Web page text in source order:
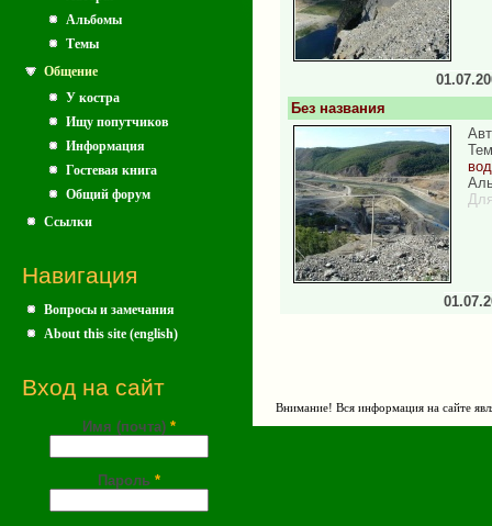
Альбомы
Темы
Общение
У костра
Ищу попутчиков
Информация
Гостевая книга
Общий форум
Ссылки
Навигация
Вопросы и замечания
About this site (english)
Вход на сайт
Имя (почта) *
Пароль *
Без названия
Внимание! Вся информация на сайте